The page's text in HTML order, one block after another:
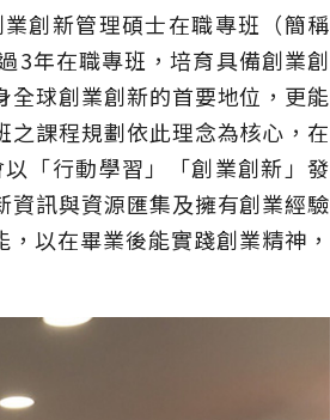
創新管理碩士在職專班（簡稱
3年在職專班，培育具備創業創
球創業創新的首要地位，更能
課程規劃依此理念為核心，在
「行動學習」「創業創新」發
資訊與資源匯集及擁有創業經驗
以在畢業後能實踐創業精神，